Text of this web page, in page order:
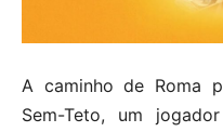
A caminho de Roma
Sem-Teto, um